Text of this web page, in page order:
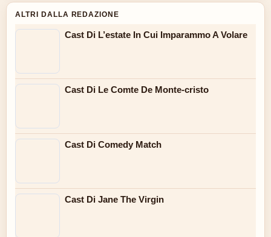
ALTRI DALLA REDAZIONE
Cast Di L’estate In Cui Imparammo A Volare
Cast Di Le Comte De Monte-cristo
Cast Di Comedy Match
Cast Di Jane The Virgin